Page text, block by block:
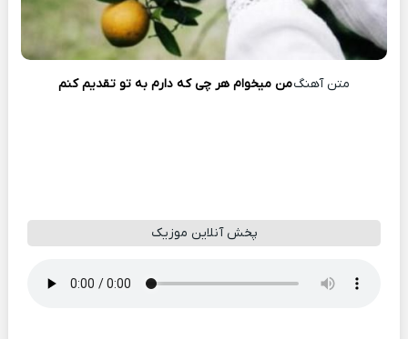
متن آهنگمن میخوام هر چی که دارم به تو تقدیم کنم
پخش آنلاین موزیک